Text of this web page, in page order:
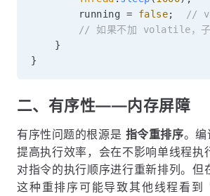
        running
= false;
//
// 如果不加 volatile，子
}
}
二、有序性——内存屏障
有序性问题的根源是 指令重排序。编
提高执行效率，会在不影响单线程执
对指令的执行顺序进行重新排列。但
这种重排序可能导致其他线程看